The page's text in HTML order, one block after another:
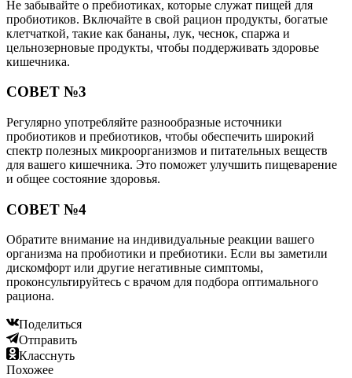
Не забывайте о пребиотиках, которые служат пищей для
пробиотиков. Включайте в свой рацион продукты, богатые
клетчаткой, такие как бананы, лук, чеснок, спаржа и
цельнозерновые продукты, чтобы поддерживать здоровье
кишечника.
СОВЕТ №3
Регулярно употребляйте разнообразные источники
пробиотиков и пребиотиков, чтобы обеспечить широкий
спектр полезных микроорганизмов и питательных веществ
для вашего кишечника. Это поможет улучшить пищеварение
и общее состояние здоровья.
СОВЕТ №4
Обратите внимание на индивидуальные реакции вашего
организма на пробиотики и пребиотики. Если вы заметили
дискомфорт или другие негативные симптомы,
проконсультируйтесь с врачом для подбора оптимального
рациона.
Поделиться
Отправить
Класснуть
Похожее